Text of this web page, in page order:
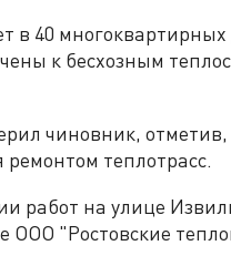
в 40
к бесхозным
чиновник, отметив,
теплотрасс.
работ на улице
ООО "Ростовские